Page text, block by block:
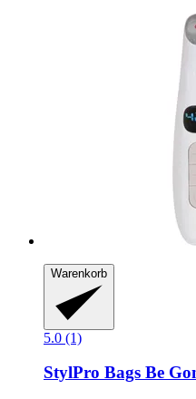
Warenkorb
5.0 (1)
StylPro Bags Be